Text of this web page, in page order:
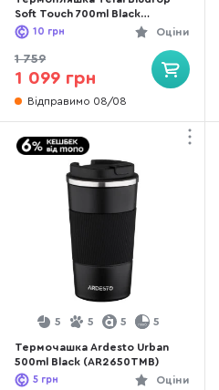
Soft Touch 700ml Black
(N3111110)
Оціни
10 грн
1 759
1 099 грн
Відправимо 08/08
5 5 5 5
Термочашка Ardesto Urban
500ml Black (AR2650TMB)
Оціни
5 грн